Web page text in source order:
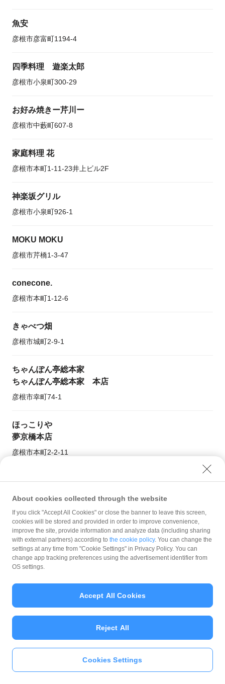
魚安
彦根市彦富町1194-4
四季料理 遊楽太郎
彦根市小泉町300-29
お好み焼きー芹川ー
彦根市中藪町607-8
家庭料理 花
彦根市本町1-11-23井上ビル2F
神楽坂グリル
彦根市小泉町926-1
MOKU MOKU
彦根市芹橋1-3-47
conecone.
彦根市本町1-12-6
きゃべつ畑
彦根市城町2-9-1
ちゃんぽん亭総本家
ちゃんぽん亭総本家 本店
彦根市幸町74-1
ほっこりや
夢京橋本店
彦根市本町2-2-11
魚増
彦根市石寺町839-2
朴
ほっこりカフェ朴
彦根市尾末町1-59護国神社境内
十割蕎麦Sobami
彦根市河原一丁目1-29
PayPayアプリをダウンロ
ード＞＞
About cookies collected through the website
If you click "Accept All Cookies" or close the banner to leave this screen,
cookies will be stored and provided in order to improve convenience,
improve the site, provide information and analyze data (including sharing
with external partners) according to the cookie policy. You can change the
settings at any time from "Cookie Settings" in Privacy Policy. You can
change app tracking preferences using the advertisement identifier from
OS settings.
Cookies Settings
Reject All
Accept All Cookies